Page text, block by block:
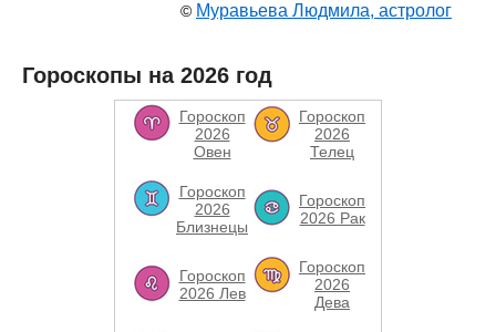
© Муравьева Людмила, астролог
Гороскопы на 2026 год
Гороскоп
2026
Овен
Гороскоп
2026
Телец
Гороскоп
2026
Близнецы
Гороскоп
2026 Рак
Гороскоп
2026 Лев
Гороскоп
2026
Дева